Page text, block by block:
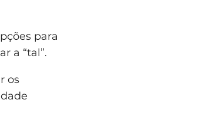
para
a “tal”.
os